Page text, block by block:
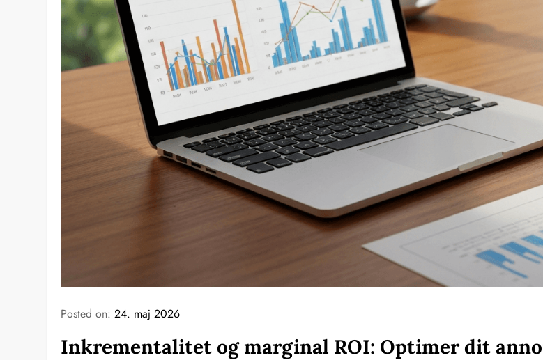
Posted on:24. maj 2026
Inkrementalitet og marginal ROI: Optimer dit